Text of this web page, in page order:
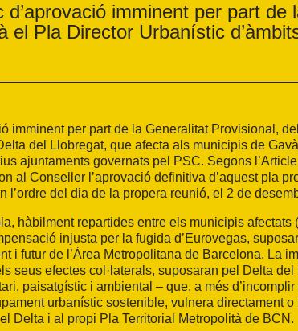
imminent per part de
el Pla Director Urbanístic
imminent per part de la Generalitat Provisional,
del Llobregat, que afecta als municipis de
ajuntaments governats pel PSC. Segons
al Conseller l’aprovació definitiva d’aquest pla
l’ordre del dia de la propera reunió, el 2 de
hàbilment repartides entre els municipis afectats
injusta per la fugida d’Eurovegas,
i futur de l’Àrea Metropolitana de Barcelona. La
seus efectes col·laterals, suposaran pel Delta
paisatgístic i ambiental – que, a més
urbanístic sostenible, vulnera directament
Delta i al propi Pla Territorial Metropolità de BCN.